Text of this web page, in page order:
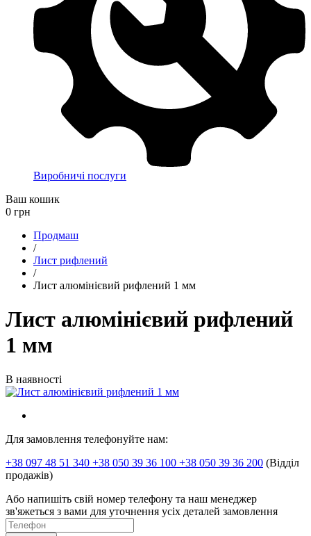
Виробничі послуги
Ваш кошик
0 грн
Продмаш
/
Лист рифлений
/
Лист алюмінієвий рифлений 1 мм
Лист алюмінієвий рифлений
1 мм
В наявності
Для замовлення телефонуйте нам:
+38 097 48 51 340 +38 050 39 36 100 +38 050 39 36 200 (Відділ
продажів)
Або напишіть свій номер телефону та наш менеджер
зв'яжеться з вами для уточнення усіх деталей замовлення